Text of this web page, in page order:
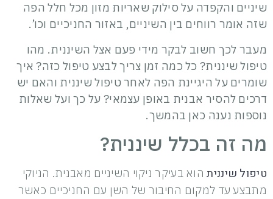
שיניים והקפדה על סילוק שאריות מזון מכל חלל הפה
שזה אומר רווחים בין השיניים, באזור החניכיים וכו’.
מעבר לכך חשוב לבקר מידי פעם אצל השיננית. מהו
טיפול שיננית? כל כמה זמן צריך לבצע טיפול כזה? איך
שומרים על היגיינת הפה לאחר טיפול שיננית והאם יש
דרכים להסיר אבנית באופן עצמאי? על כך ועל שאלות
נוספות נענה כאן בהמשך.
מה זה בכלל שיננית?
טיפול שינניתהוא בעיקר ניקוי השיניים מאבנית. הניוקי
מתבצע עד למקום החיבור של השן עם החניכיים כאשר